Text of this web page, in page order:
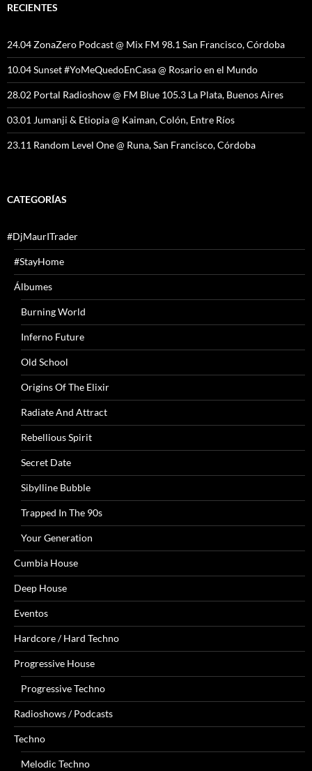
RECIENTES
24.04 ZonaZero Podcast @ Mix FM 98.1 San Francisco, Córdoba
10.04 Sunset #YoMeQuedoEnCasa @ Rosario en el Mundo
28.02 Portal Radioshow @ FM Blue 105.3 La Plata, Buenos Aires
03.01 Jumanji & Etiopia @ Kaiman, Colón, Entre Ríos
23.11 Random Level One @ Runa, San Francisco, Córdoba
CATEGORÍAS
#DjMaurITrader
#StayHome
Álbumes
Burning World
Inferno Future
Old School
Origins Of The Elixir
Radiate And Attract
Rebellious Spirit
Secret Date
Sibylline Bubble
Trapped In The 90s
Your Generation
Cumbia House
Deep House
Eventos
Hardcore / Hard Techno
Progressive House
Progressive Techno
Radioshows / Podcasts
Techno
Melodic Techno